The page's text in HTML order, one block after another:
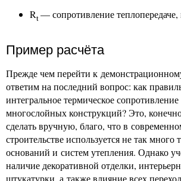
Rt— сопротивление
Пример расчёта
Прежде чем перейти к
ответим на последний вопрос: как
интегральное термическое
многослойных конструкций? Это,
сделать вручную, благо, что в
строительстве используется не так
оснований и систем утепления. Однако
наличие декоративной отделки,